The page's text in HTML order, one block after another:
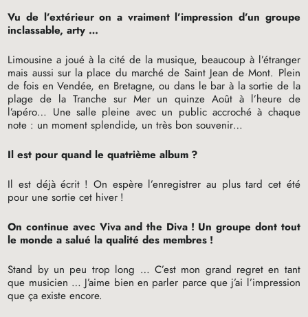
Vu de l’extérieur on a vraiment l’impression d’un groupe
inclassable, arty …
Limousine a joué à la cité de la musique, beaucoup à l’étranger
mais aussi sur la place du marché de Saint Jean de Mont. Plein
de fois en Vendée, en Bretagne, ou dans le bar à la sortie de la
plage de la Tranche sur Mer un quinze Août à l’heure de
l’apéro… Une salle pleine avec un public accroché à chaque
note : un moment splendide, un très bon souvenir…
Il est pour quand le quatrième album ?
Il est déjà écrit ! On espère l’enregistrer au plus tard cet été
pour une sortie cet hiver !
On continue avec Viva and the Diva ! Un groupe dont tout
le monde a salué la qualité des membres !
Stand by un peu trop long … C’est mon grand regret en tant
que musicien … J’aime bien en parler parce que j’ai l’impression
que ça existe encore.